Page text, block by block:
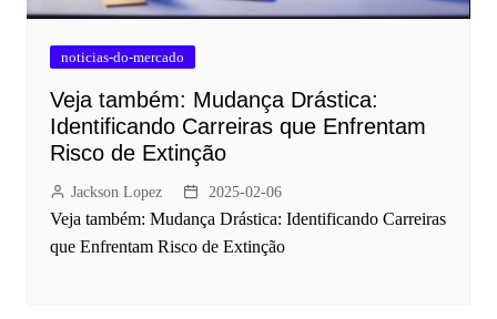
noticias-do-mercado
Veja também: Mudança Drástica:
Identificando Carreiras que Enfrentam
Risco de Extinção
Jackson Lopez 2025-02-06
Veja também: Mudança Drástica: Identificando Carreiras
que Enfrentam Risco de Extinção